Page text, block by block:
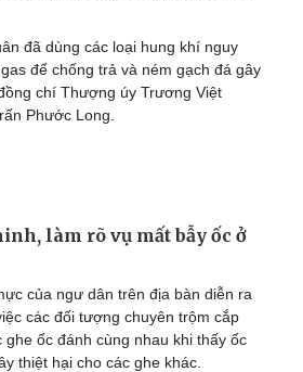
đã dùng các loại hung khí nguy
để chống trả và ném gạch đá gây
chí Thượng úy Trương Việt
Phước Long.
làm rõ vụ mất bẫy ốc ở
của ngư dân trên địa bàn diễn ra
các đối tượng chuyên trộm cắp
ốc đánh cùng nhau khi thấy ốc
thiệt hại cho các ghe khác.